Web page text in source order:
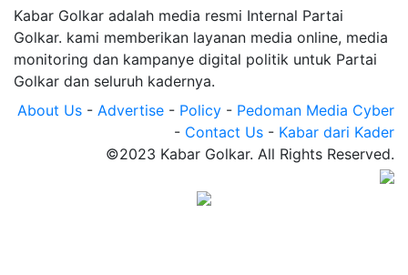
Kabar Golkar adalah media resmi Internal Partai
Golkar. kami memberikan layanan media online, media
monitoring dan kampanye digital politik untuk Partai
Golkar dan seluruh kadernya.
About Us - Advertise - Policy - Pedoman Media Cyber
- Contact Us - Kabar dari Kader
©2023 Kabar Golkar. All Rights Reserved.